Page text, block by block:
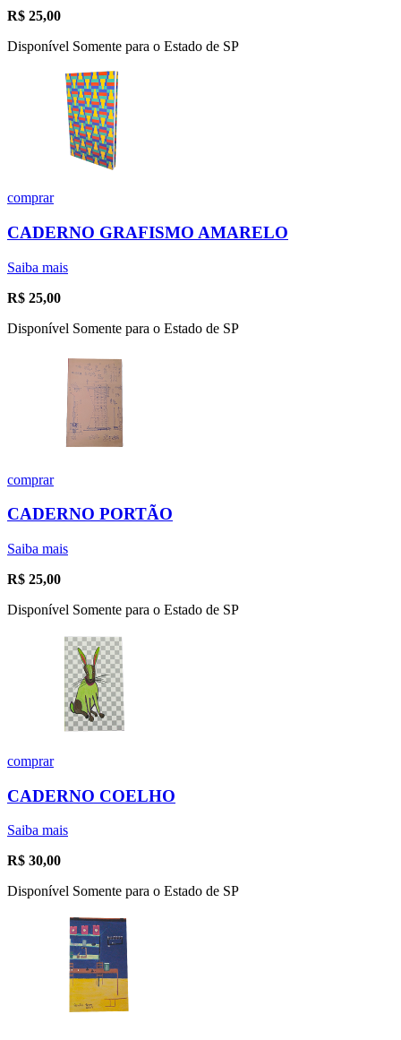
R$ 25,00
Disponível Somente para o Estado de SP
comprar
CADERNO GRAFISMO AMARELO
Saiba mais
R$ 25,00
Disponível Somente para o Estado de SP
comprar
CADERNO PORTÃO
Saiba mais
R$ 25,00
Disponível Somente para o Estado de SP
comprar
CADERNO COELHO
Saiba mais
R$ 30,00
Disponível Somente para o Estado de SP